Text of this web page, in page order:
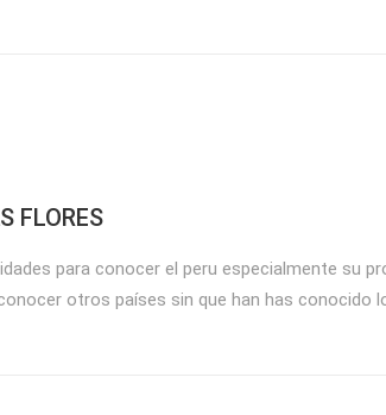
FLORES
para conocer el peru especialmente su
otros países sin que han has conocido